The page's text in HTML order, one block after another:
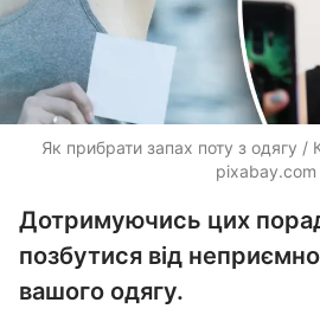
Як прибрати запах поту з одягу
pixabay.com
Дотримуючись цих
позбутися від
вашого одягу.